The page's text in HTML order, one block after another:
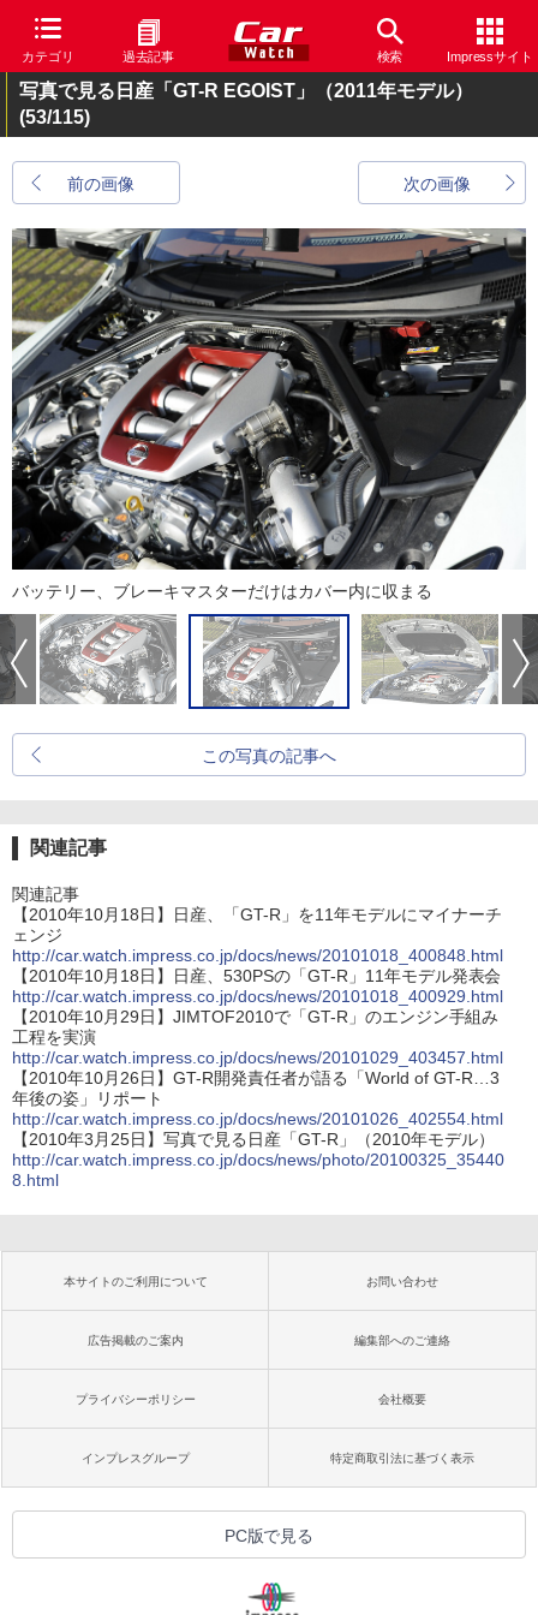
カテゴリ 過去記事 検索 Impressサイト
写真で見る日産「GT-R EGOIST」（2011年モデル）
(53/115)
前の画像 次の画像
バッテリー、ブレーキマスターだけはカバー内に収まる
この写真の記事へ
関連記事
関連記事
【2010年10月18日】日産、「GT-R」を11年モデルにマイナーチ
ェンジ
http://car.watch.impress.co.jp/docs/news/20101018_400848.html
【2010年10月18日】日産、530PSの「GT-R」11年モデル発表会
http://car.watch.impress.co.jp/docs/news/20101018_400929.html
【2010年10月29日】JIMTOF2010で「GT-R」のエンジン手組み
工程を実演
http://car.watch.impress.co.jp/docs/news/20101029_403457.html
【2010年10月26日】GT-R開発責任者が語る「World of GT-R…3
年後の姿」リポート
http://car.watch.impress.co.jp/docs/news/20101026_402554.html
【2010年3月25日】写真で見る日産「GT-R」（2010年モデル）
http://car.watch.impress.co.jp/docs/news/photo/20100325_35440
8.html
本サイトのご利用について お問い合わせ
広告掲載のご案内 編集部へのご連絡
プライバシーポリシー 会社概要
インプレスグループ 特定商取引法に基づく表示
PC版で見る